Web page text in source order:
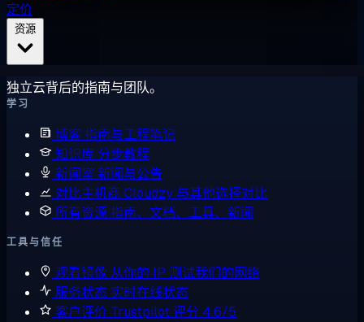
定价
独立云背后的指南与团队。
学习
博客指南与工程笔记
知识库 分步教程
新闻室 新闻与公告
对比主机商 Cloudzy 与其他选择对比
所有资源指南、文档、工具、新闻
工具与信任
观看镜像 从你的 IP 测试我们的网络
服务状态 实时在线状态
客户评价 Trustpilot 评分 4.6/5